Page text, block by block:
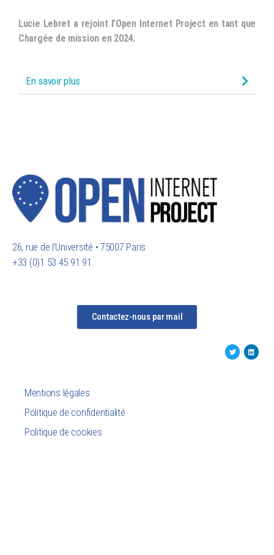
Lucie Lebret a rejoint l’Open Internet Project en tant que
Chargée de mission en 2024.
En savoir plus
26, rue de l’Université • 75007 Paris
+33 (0)1 53 45 91 91
Contactez-nous par mail
Mentions légales
Politique de confidentialité
Politique de cookies